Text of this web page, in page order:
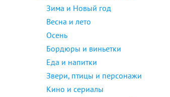
Зима и Новый год
Весна и лето
Осень
Бордюры и виньетки
Еда и напитки
Звери, птицы и персонажи
Кино и сериалы